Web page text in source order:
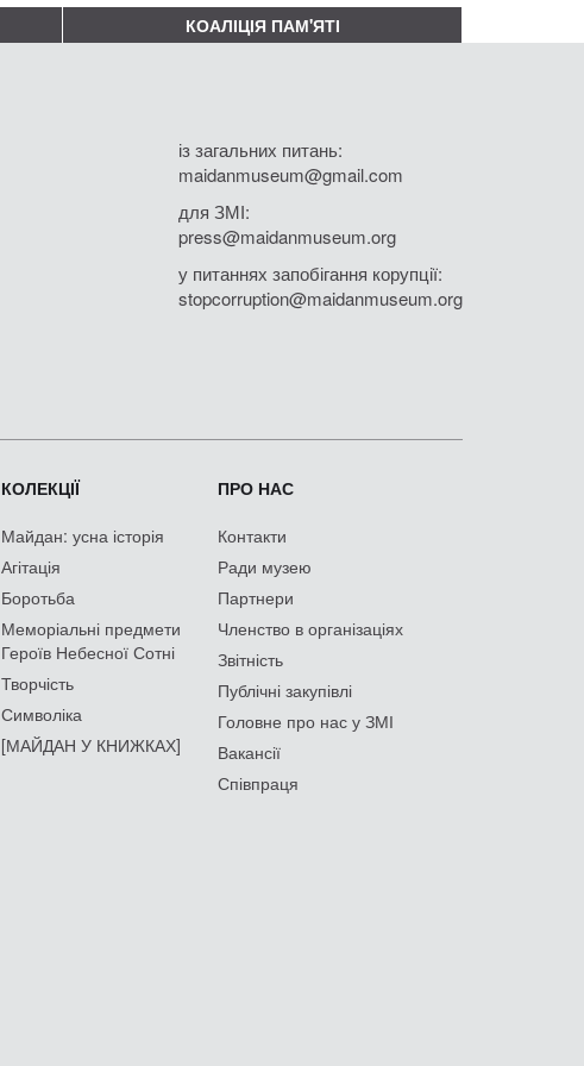
КОАЛІЦІЯ ПАМ'ЯТІ
із загальних питань:
maidanmuseum@gmail.com
для ЗМІ:
press@maidanmuseum.org
у питаннях запобігання корупції:
stopcorruption@maidanmuseum.org
КОЛЕКЦІЇ
Майдан: усна історія
Агітація
Боротьба
Меморіальні предмети
Героїв Небесної Сотні
Творчість
Символіка
[МАЙДАН У КНИЖКАХ]
ПРО НАС
Контакти
Ради музею
Партнери
Членство в організаціях
Звітність
Публічні закупівлі
Головне про нас у ЗМІ
Вакансії
Співпраця